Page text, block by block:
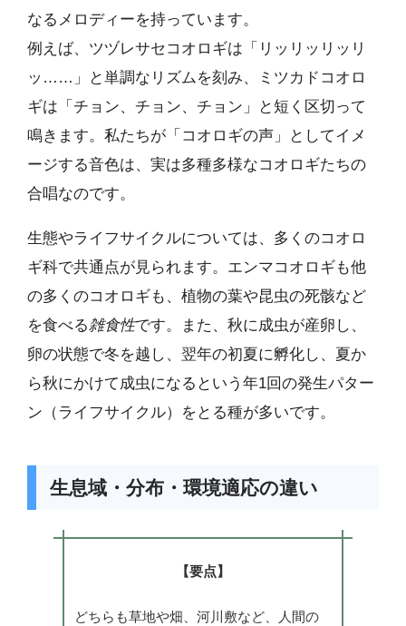
なるメロディーを持っています。
例えば、ツヅレサセコオロギは「リッリッリッリ
ッ……」と単調なリズムを刻み、ミツカドコオロ
ギは「チョン、チョン、チョン」と短く区切って
鳴きます。私たちが「コオロギの声」としてイメ
ージする音色は、実は多種多様なコオロギたちの
合唱なのです。
生態やライフサイクルについては、多くのコオロ
ギ科で共通点が見られます。エンマコオロギも他
の多くのコオロギも、植物の葉や昆虫の死骸など
を食べる雑食性です。また、秋に成虫が産卵し、
卵の状態で冬を越し、翌年の初夏に孵化し、夏か
ら秋にかけて成虫になるという年1回の発生パター
ン（ライフサイクル）をとる種が多いです。
生息域・分布・環境適応の違い
【要点】
どちらも草地や畑、河川敷など、人間の